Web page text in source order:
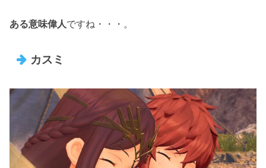
ある意味偉人ですね・・・。
カスミ